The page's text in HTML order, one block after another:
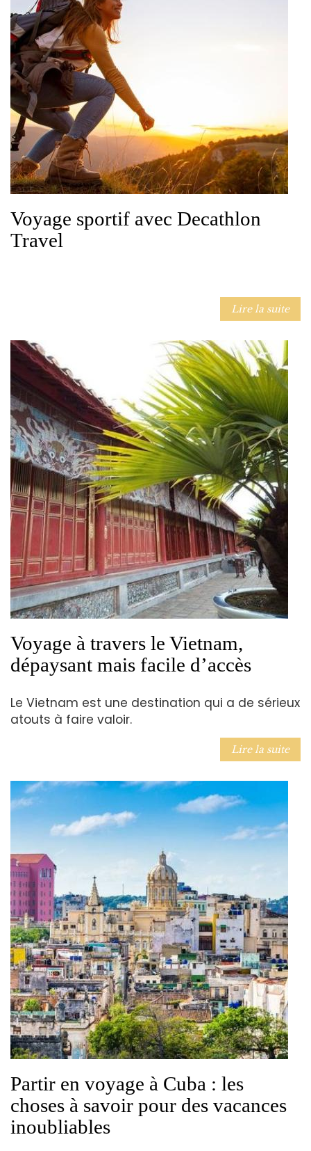
Voyage sportif avec Decathlon
Travel
Lire la suite
Voyage à travers le Vietnam,
dépaysant mais facile d’accès
Le Vietnam est une destination qui a de sérieux
atouts à faire valoir.
Lire la suite
Partir en voyage à Cuba : les
choses à savoir pour des vacances
inoubliables